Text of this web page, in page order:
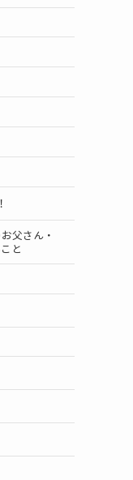
父さん・
と